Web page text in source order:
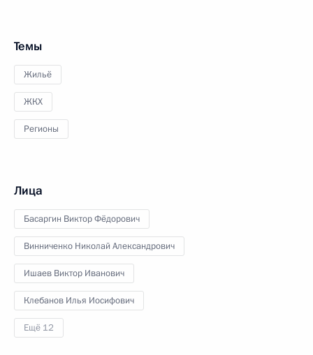
Темы
Жильё
ЖКХ
Регионы
Лица
Басаргин Виктор Фёдорович
Винниченко Николай Александрович
Ишаев Виктор Иванович
Клебанов Илья Иосифович
Ещё 12